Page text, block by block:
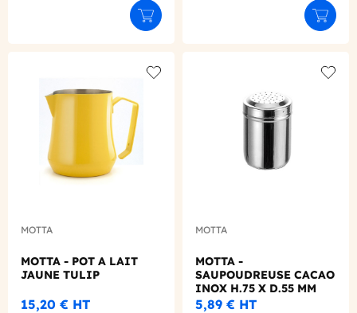
Ajouter au panier
MOTTA
MOTTA - POT A LAIT
JAUNE TULIP
15,20 € HT
MOTTA
MOTTA -
SAUPOUDREUSE CACAO
INOX H.75 X D.55 MM
5,89 € HT